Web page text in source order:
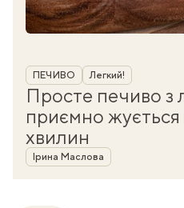
Рубрика
ПЕЧИВО Легкий!
Просте печиво з
приємно жується
хвилин
Автор
Ірина Маслова